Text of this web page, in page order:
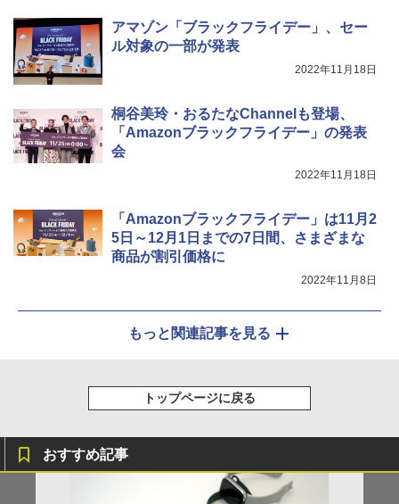
アマゾン「ブラックフライデー」、セー
ル対象の一部が発表
2022年11月18日
桐谷美玲・おるたなChannelも登場、
「Amazonブラックフライデー」の発表
会
2022年11月18日
「Amazonブラックフライデー」は11月2
5日～12月1日までの7日間、さまざまな
商品が割引価格に
2022年11月8日
もっと関連記事を見る
トップページに戻る
おすすめ記事